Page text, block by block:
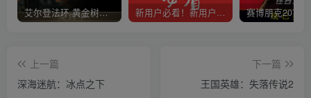
艾尔登法环 黄金树幽影 新用户必看！新用户必看！新用户必看！！！
上一篇
深海迷航：冰点之下
下一篇
王国英雄：失落传说2